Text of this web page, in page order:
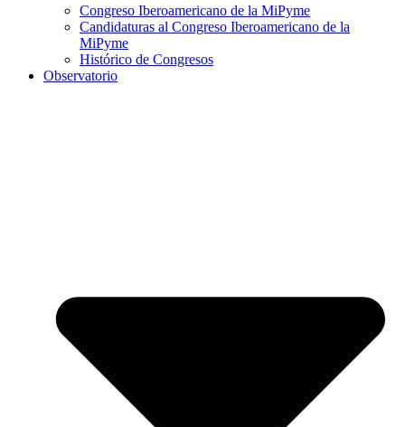
Congreso Iberoamericano de la MiPyme
Candidaturas al Congreso Iberoamericano de la
MiPyme
Histórico de Congresos
Observatorio